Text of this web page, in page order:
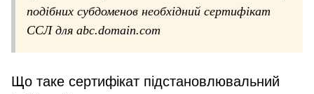
подібних субдоменов необхідний сертифікат
ССЛ для abc.domain.com
Що таке сертифікат підстановлювальний